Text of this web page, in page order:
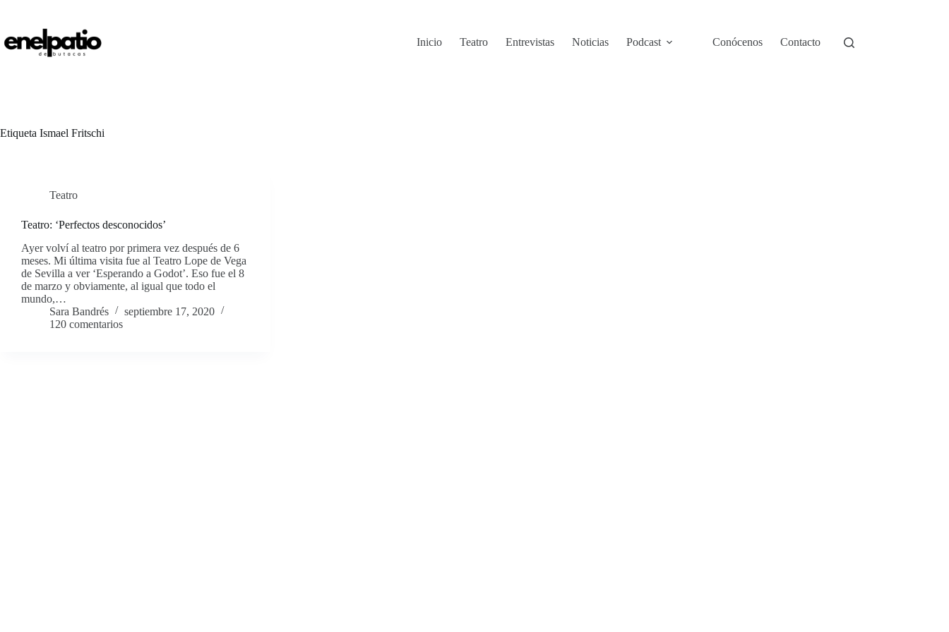
contenido
Inicio
Teatro Entrevistas Noticias Podcast Conócenos Contacto
Etiqueta Ismael Fritschi
Teatro
Teatro: ‘Perfectos desconocidos’
Ayer volví al teatro por primera vez después de 6
meses. Mi última visita fue al Teatro Lope de Vega
de Sevilla a ver ‘Esperando a Godot’. Eso fue el 8
de marzo y obviamente, al igual que todo el
mundo,…
Sara Bandrés
septiembre 17, 2020
120 comentarios